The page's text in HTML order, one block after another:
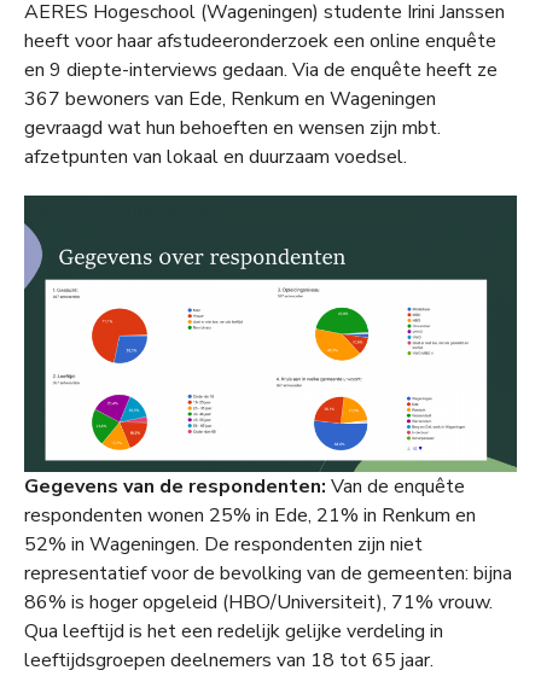
AERES Hogeschool (Wageningen) studente Irini Janssen
heeft voor haar afstudeeronderzoek een online enquête
en 9 diepte-interviews gedaan. Via de enquête heeft ze
367 bewoners van Ede, Renkum en Wageningen
gevraagd wat hun behoeften en wensen zijn mbt.
afzetpunten van lokaal en duurzaam voedsel.
Gegevens van de respondenten: Van de enquête
respondenten wonen 25% in Ede, 21% in Renkum en
52% in Wageningen. De respondenten zijn niet
representatief voor de bevolking van de gemeenten: bijna
86% is hoger opgeleid (HBO/Universiteit), 71% vrouw.
Qua leeftijd is het een redelijk gelijke verdeling in
leeftijdsgroepen deelnemers van 18 tot 65 jaar.